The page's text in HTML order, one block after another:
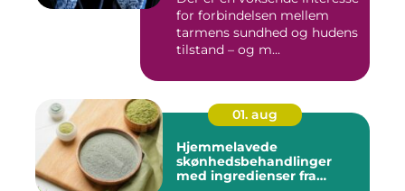
for forbindelsen mellem
tarmens sundhed og hudens
tilstand – og m...
01. aug
Hjemmelavede
skønhedsbehandlinger
med ingredienser fra